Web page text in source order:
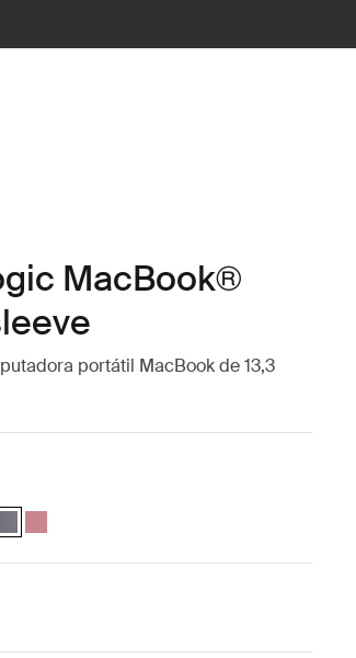
MacBook®
portátil MacBook de 13,3
and MacBook Sleeve Dark Teal
Laptop and MacBook Sleeve Rustic Amber
13.3" Laptop and MacBook Sleeve Dill
Logic 13.3" Laptop and MacBook Sleeve Negro
Logic 13.3" Laptop and MacBook Sleeve
Case Logic 13.3" Laptop and MacBook Sleeve